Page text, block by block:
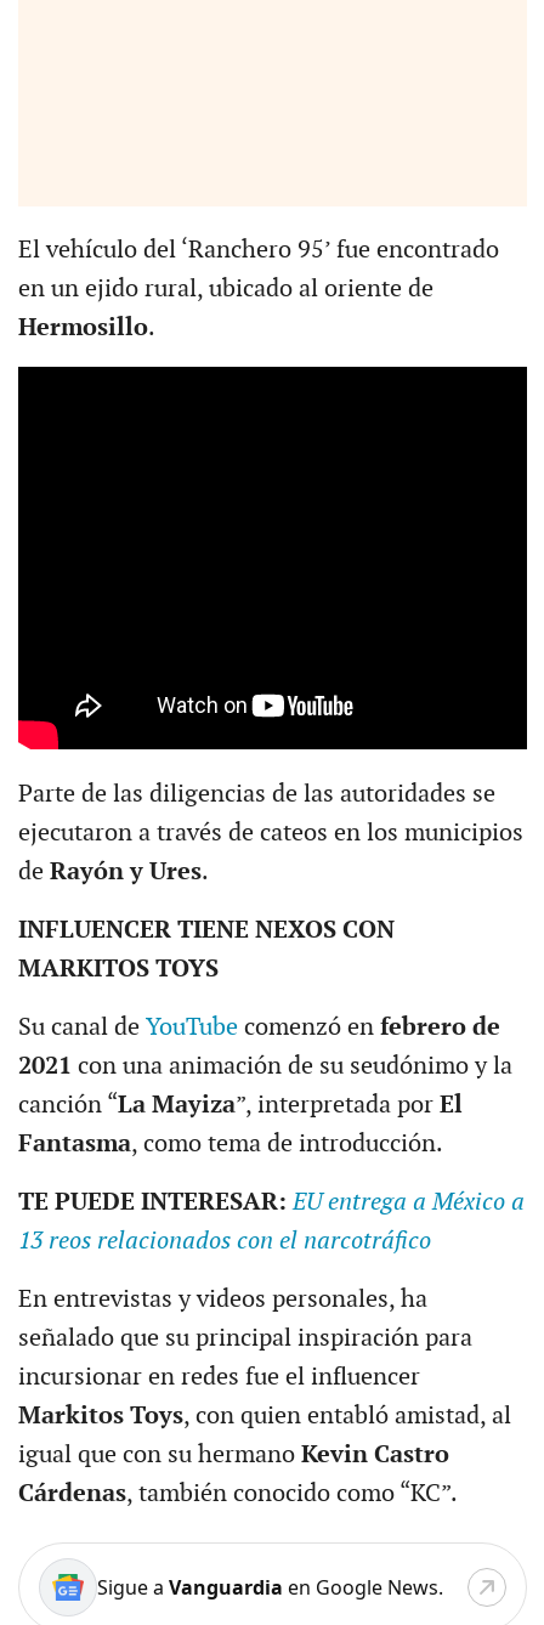
El vehículo del ‘Ranchero 95’ fue encontrado
en un ejido rural, ubicado al oriente de
Hermosillo.
Parte de las diligencias de las autoridades se
ejecutaron a través de cateos en los municipios
de Rayón y Ures.
INFLUENCER TIENE NEXOS CON
MARKITOS TOYS
Su canal de YouTubecomenzó en febrero de
2021 con una animación de su seudónimo y la
canción “La Mayiza”, interpretada por El
Fantasma, como tema de introducción.
TE PUEDE INTERESAR:EU entrega a México a
13 reos relacionados con el narcotráfico
En entrevistas y videos personales, ha
señalado que su principal inspiración para
incursionar en redes fue el influencer
Markitos Toys, con quien entabló amistad, al
igual que con su hermano Kevin Castro
Cárdenas, también conocido como “KC”.
Sigue a Vanguardia en Google News.